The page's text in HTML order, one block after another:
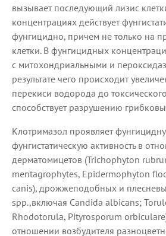
вызывает последующий лизис
концентрациях действует
фунгицидно, причем не только на
клетки. В фунгицидных
с митохондриальными и
результате чего происходит
перекиси водорода до
способствует разрушению
Клотримазол проявляет
фунгистатическую активность в
дерматомицетов (Trichophyton
mentagrophytes, Epidermophyton
canis), дрожжеподобных и
spp.,включая Candida albicans;
Rhodotorula, Pityrosporum
отношении возбудителя